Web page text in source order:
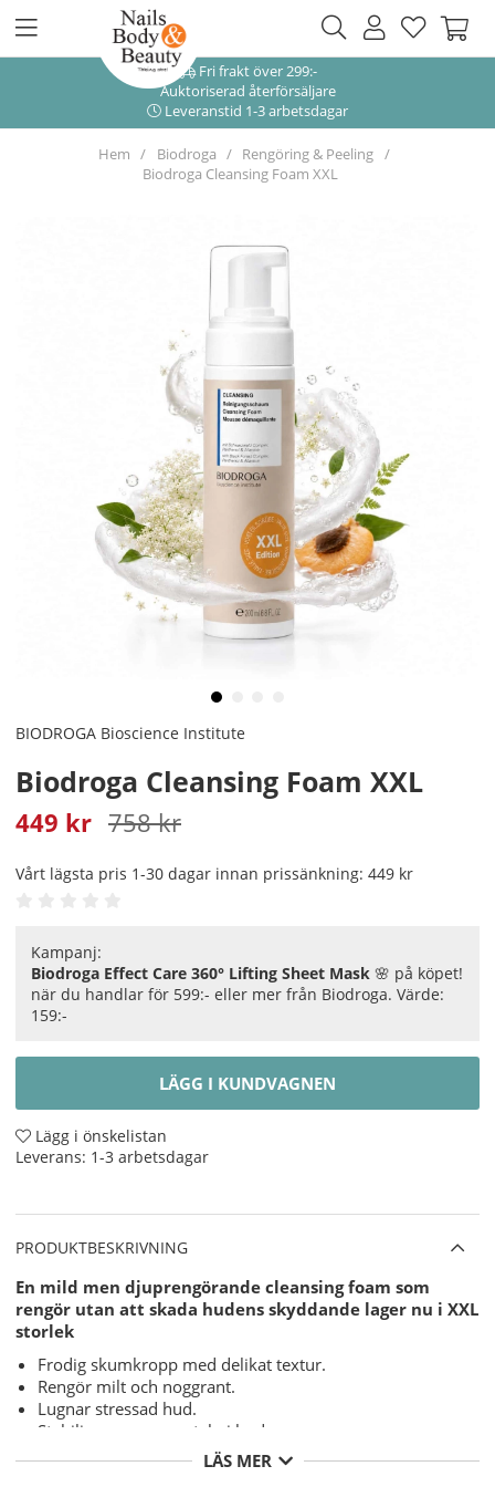
Fri frakt över 299:-
Auktoriserad återförsäljare
Leveranstid 1-3 arbetsdagar
Hem Biodroga
Rengöring & Peeling
Biodroga Cleansing Foam XXL
BIODROGA Bioscience Institute
Biodroga Cleansing Foam XXL
758kr
449 kr
Vårt lägsta pris 1-30 dagar innan prissänkning: 449 kr
Kampanj:
Biodroga Effect Care 360° Lifting Sheet Mask 🌸 på köpet!
när du handlar för 599:- eller mer från Biodroga. Värde:
159:-
LÄGG I KUNDVAGNEN
Lägg i önskelistan
Leverans: 1-3 arbetsdagar
PRODUKTBESKRIVNING
En mild men djuprengörande cleansing foam som
rengör utan att skada hudens skyddande lager nu i XXL
storlek
Frodig skumkropp med delikat textur.
Rengör milt och noggrant.
Lugnar stressad hud.
Stabiliserar syramanteln i huden
Innehåller:
LÄS MER